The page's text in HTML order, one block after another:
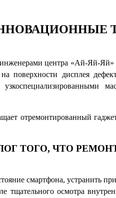
центра «Ай-Яй-Яй»
поверхности дисплея
отремонтированный
ТОГО, ЧТО РЕМОНТ
смартфона, устранить
тщательного осмотра